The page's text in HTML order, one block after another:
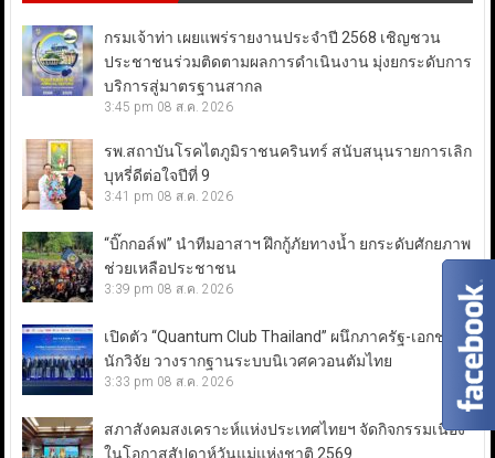
กรมเจ้าท่า เผยแพร่รายงานประจำปี 2568 เชิญชวน
ประชาชนร่วมติดตามผลการดำเนินงาน มุ่งยกระดับการ
บริการสู่มาตรฐานสากล
3:45 pm 08 ส.ค. 2026
รพ.สถาบันโรคไตภูมิราชนครินทร์ สนับสนุนรายการเลิก
บุหรี่ดีต่อใจปีที่ 9
3:41 pm 08 ส.ค. 2026
“บิ๊กกอล์ฟ” นำทีมอาสาฯ ฝึกกู้ภัยทางน้ำ ยกระดับศักยภาพ
ช่วยเหลือประชาชน
3:39 pm 08 ส.ค. 2026
เปิดตัว “Quantum Club Thailand” ผนึกภาครัฐ-เอกชน-
นักวิจัย วางรากฐานระบบนิเวศควอนตัมไทย
3:33 pm 08 ส.ค. 2026
สภาสังคมสงเคราะห์แห่งประเทศไทยฯ จัดกิจกรรมเนื่อง
ในโอกาสสัปดาห์วันแม่แห่งชาติ 2569